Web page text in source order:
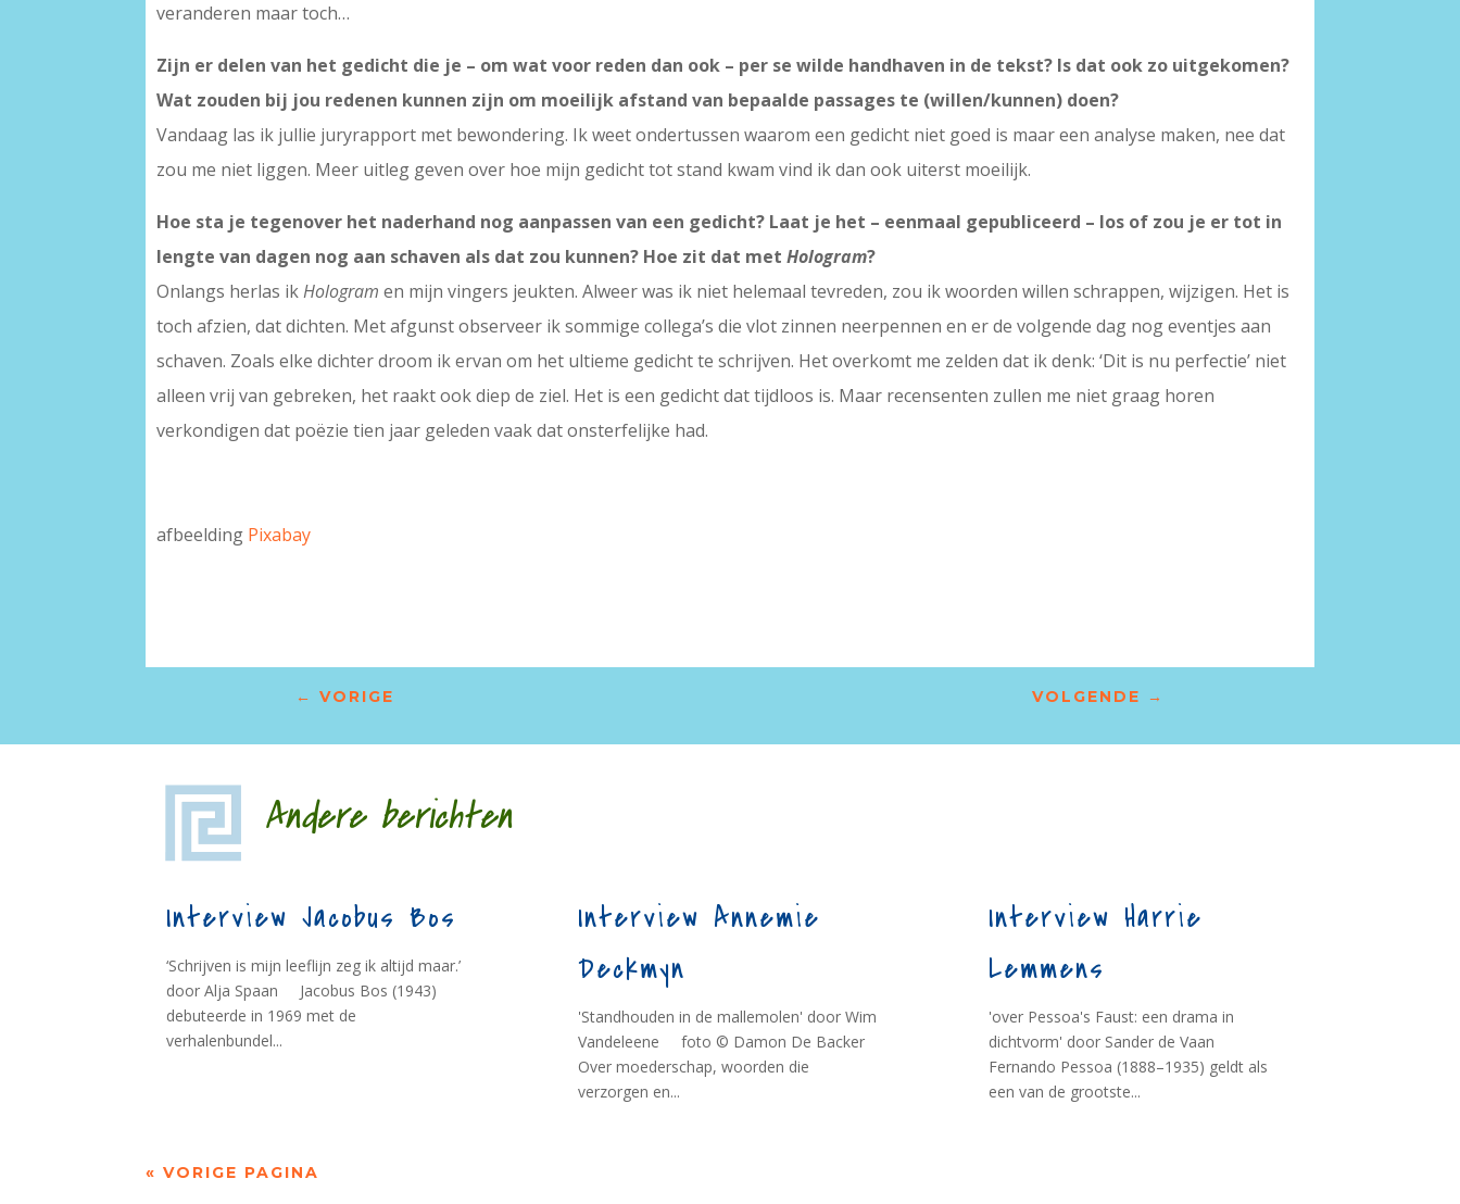
veranderen maar toch…
Zijn er delen van het gedicht die je – om wat voor reden dan ook – per se wilde handhaven in de tekst? Is dat ook zo uitgekomen?
Wat zouden bij jou redenen kunnen zijn om moeilijk afstand van bepaalde passages te (willen/kunnen) doen?
Vandaag las ik jullie juryrapport met bewondering. Ik weet ondertussen waarom een gedicht niet goed is maar een analyse maken, nee dat
zou me niet liggen. Meer uitleg geven over hoe mijn gedicht tot stand kwam vind ik dan ook uiterst moeilijk.
Hoe sta je tegenover het naderhand nog aanpassen van een gedicht? Laat je het – eenmaal gepubliceerd – los of zou je er tot in
lengte van dagen nog aan schaven als dat zou kunnen? Hoe zit dat metHologram?
Onlangs herlas ikHologram en mijn vingers jeukten. Alweer was ik niet helemaal tevreden, zou ik woorden willen schrappen, wijzigen. Het is
toch afzien, dat dichten. Met afgunst observeer ik sommige collega’s die vlot zinnen neerpennen en er de volgende dag nog eventjes aan
schaven. Zoals elke dichter droom ik ervan om het ultieme gedicht te schrijven. Het overkomt me zelden dat ik denk: ‘Dit is nu perfectie’ niet
alleen vrij van gebreken, het raakt ook diep de ziel. Het is een gedicht dat tijdloos is. Maar recensenten zullen me niet graag horen
verkondigen dat poëzie tien jaar geleden vaak dat onsterfelijke had.
afbeelding Pixabay
← VORIGE VOLGENDE →
Andere berichten
Interview Jacobus Bos
‘Schrijven is mijn leeflijn zeg ik altijd maar.’
door Alja Spaan Jacobus Bos (1943)
debuteerde in 1969 met de
verhalenbundel...
Interview Annemie
Deckmyn
'Standhouden in de mallemolen' door Wim
Vandeleene foto © Damon De Backer
Over moederschap, woorden die
verzorgen en...
Interview Harrie
Lemmens
'over Pessoa's Faust: een drama in
dichtvorm' door Sander de Vaan
Fernando Pessoa (1888–1935) geldt als
een van de grootste...
« VORIGE PAGINA